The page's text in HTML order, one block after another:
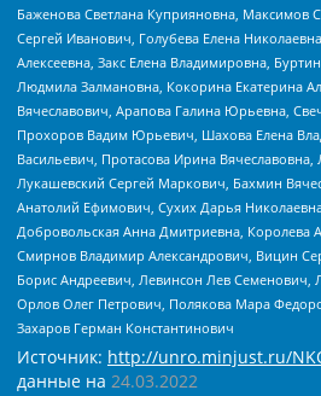
Баженова Светлана Куприяновна, Максимов
Сергей Иванович, Голубева Елена
Алексеевна, Закс Елена Владимировна,
Людмила Залмановна, Кокорина Екатерина
Вячеславович, Арапова Галина Юрьевна,
Прохоров Вадим Юрьевич, Шахова Елена
Васильевич, Протасова Ирина
Лукашевский Сергей Маркович, Бахмин
Анатолий Ефимович, Сухих Дарья
Добровольская Анна Дмитриевна, Королева
Смирнов Владимир Александрович, Вицин
Борис Андреевич, Левинсон Лев Семенович,
Орлов Олег Петрович, Полякова Мара
Захаров Герман Константинович
Источник: http://unro.minjust.ru/
данные на 24.03.2022